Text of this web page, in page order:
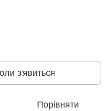
з'явиться
Порівняти